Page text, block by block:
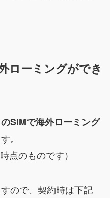
ローミングができ
のSIMで海外ローミング
。
点のものです）
ので、契約時は下記